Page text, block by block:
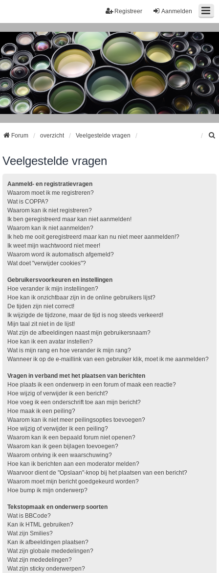
Aanmelden
Registreer
Forum overzicht Veelgestelde vragen
Veelgestelde vragen
Aanmeld- en registratievragen
Waarom moet ik me registreren?
Wat is COPPA?
Waarom kan ik niet registreren?
Ik ben geregistreerd maar kan niet aanmelden!
Waarom kan ik niet aanmelden?
Ik heb me ooit geregistreerd maar kan nu niet meer aanmelden!?
Ik weet mijn wachtwoord niet meer!
Waarom word ik automatisch afgemeld?
Wat doet "verwijder cookies"?
Gebruikersvoorkeuren en instellingen
Hoe verander ik mijn instellingen?
Hoe kan ik onzichtbaar zijn in de online gebruikers lijst?
De tijden zijn niet correct!
Ik wijzigde de tijdzone, maar de tijd is nog steeds verkeerd!
Mijn taal zit niet in de lijst!
Wat zijn de afbeeldingen naast mijn gebruikersnaam?
Hoe kan ik een avatar instellen?
Wat is mijn rang en hoe verander ik mijn rang?
Wanneer ik op de e-maillink van een gebruiker klik, moet ik me aanmelden?
Vragen in verband met het plaatsen van berichten
Hoe plaats ik een onderwerp in een forum of maak een reactie?
Hoe wijzig of verwijder ik een bericht?
Hoe voeg ik een onderschrift toe aan mijn bericht?
Hoe maak ik een peiling?
Waarom kan ik niet meer peilingsopties toevoegen?
Hoe wijzig of verwijder ik een peiling?
Waarom kan ik een bepaald forum niet openen?
Waarom kan ik geen bijlagen toevoegen?
Waarom ontving ik een waarschuwing?
Hoe kan ik berichten aan een moderator melden?
Waarvoor dient de "Opslaan"-knop bij het plaatsen van een bericht?
Waarom moet mijn bericht goedgekeurd worden?
Hoe bump ik mijn onderwerp?
Tekstopmaak en onderwerp soorten
Wat is BBCode?
Kan ik HTML gebruiken?
Wat zijn Smilies?
Kan ik afbeeldingen plaatsen?
Wat zijn globale mededelingen?
Wat zijn mededelingen?
Wat zijn sticky onderwerpen?